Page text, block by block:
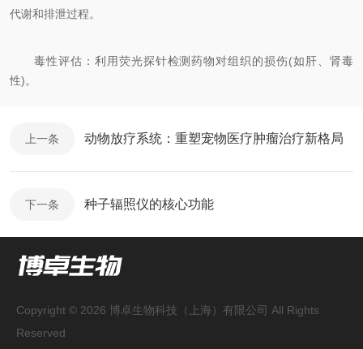
代谢和排泄过程。
毒性评估：利用荧光探针检测药物对组织的损伤(如肝、肾毒
性)。
上一条 动物放疗系统：重塑宠物医疗肿瘤治疗新格局
下一条 种子辐照仪的核心功能
Copyright © 2026 博卓生物科技（上海）有限公司 All Rights
Reserved